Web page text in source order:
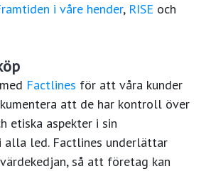
i våre hender, RISE och
Factlines för att våra kunder
att de har kontroll över
etiska aspekter i sin
alla led. Factlines underlättar
så att företag kan